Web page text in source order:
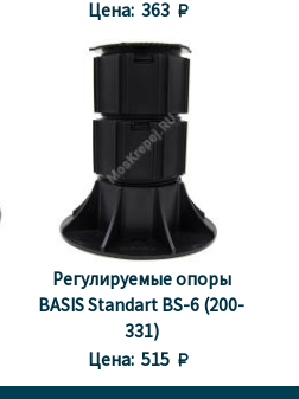
Цена: 363 
Регулируемые опоры
BASIS Standart BS-6 (200-
331)
Цена: 515 